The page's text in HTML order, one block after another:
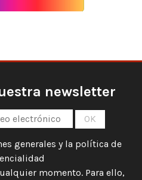
newsletter
generales y la política de
momento. Para ello,